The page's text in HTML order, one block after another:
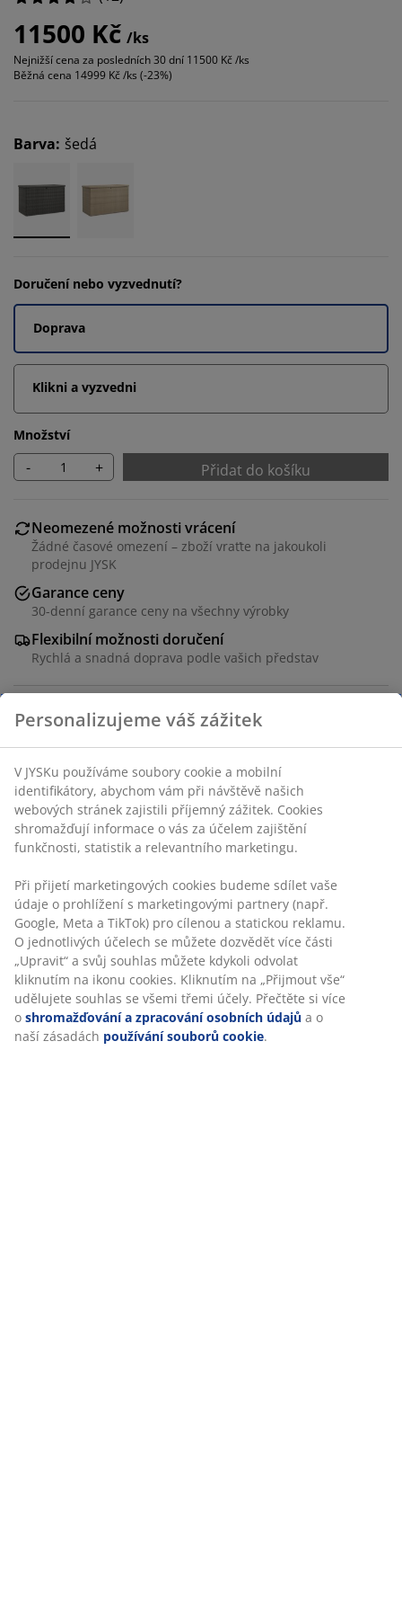
11500 Kč /ks
Nejnižší cena za posledních 30 dní 11500 Kč /ks
Běžná cena 14999 Kč /ks (-23%)
Barva: šedá
Doručení nebo vyzvednutí?
Doprava
Klikni a vyzvedni
Množství
- + Přidat do košíku
Neomezené možnosti vrácení
Žádné časové omezení – zboží vraťte na jakoukoli
prodejnu JYSK
Garance ceny
30-denní garance ceny na všechny výrobky
Flexibilní možnosti doručení
Rychlá a snadná doprava podle vašich představ
Úložný box z hliníku a umělého ratanu. S hydraulickým
Skladová položka: 3799880
Návod k sestavení
Specifikace
Hodnocení
(12)